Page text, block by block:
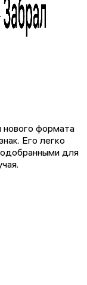
формата
Его легко
для